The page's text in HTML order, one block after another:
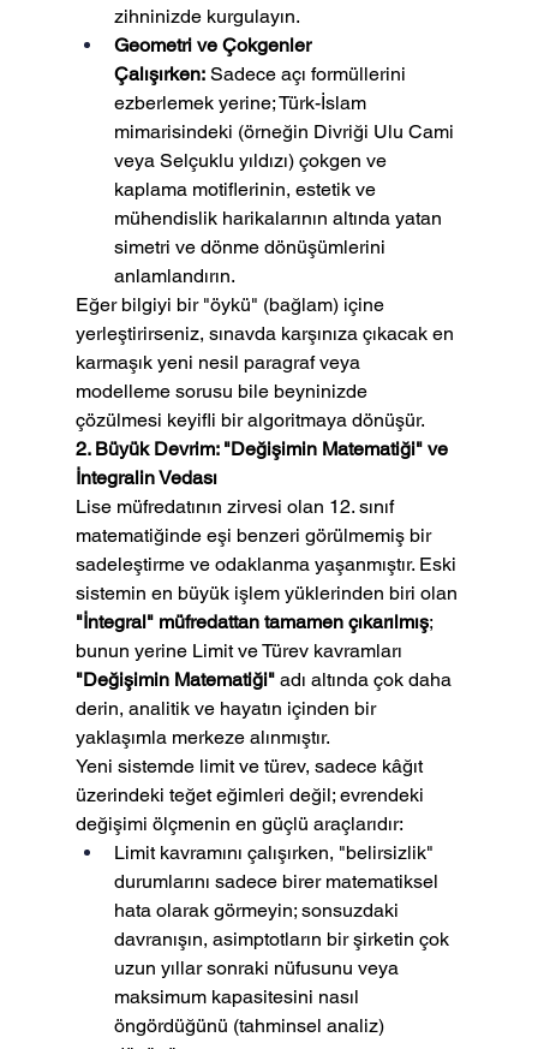
zihninizde kurgulayın.
Geometri ve Çokgenler
Çalışırken: Sadece açı formüllerini
ezberlemek yerine; Türk-İslam
mimarisindeki (örneğin Divriği Ulu Cami
veya Selçuklu yıldızı) çokgen ve
kaplama motiflerinin, estetik ve
mühendislik harikalarının altında yatan
simetri ve dönme dönüşümlerini
anlamlandırın.
Eğer bilgiyi bir "öykü" (bağlam) içine
yerleştirirseniz, sınavda karşınıza çıkacak en
karmaşık yeni nesil paragraf veya
modelleme sorusu bile beyninizde
çözülmesi keyifli bir algoritmaya dönüşür.
2. Büyük Devrim: "Değişimin Matematiği" ve
İntegralin Vedası
Lise müfredatının zirvesi olan 12. sınıf
matematiğinde eşi benzeri görülmemiş bir
sadeleştirme ve odaklanma yaşanmıştır. Eski
sistemin en büyük işlem yüklerinden biri olan
"İntegral" müfredattan tamamen çıkarılmış;
bunun yerine Limit ve Türev kavramları
"Değişimin Matematiği" adı altında çok daha
derin, analitik ve hayatın içinden bir
yaklaşımla merkeze alınmıştır.
Yeni sistemde limit ve türev, sadece kâğıt
üzerindeki teğet eğimleri değil; evrendeki
değişimi ölçmenin en güçlü araçlarıdır:
Limit kavramını çalışırken, "belirsizlik"
durumlarını sadece birer matematiksel
hata olarak görmeyin; sonsuzdaki
davranışın, asimptotların bir şirketin çok
uzun yıllar sonraki nüfusunu veya
maksimum kapasitesini nasıl
öngördüğünü (tahminsel analiz)